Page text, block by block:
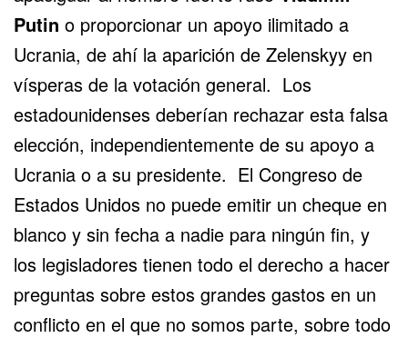
Putin o proporcionar un apoyo ilimitado a
Ucrania, de ahí la aparición de Zelenskyy en
vísperas de la votación general. Los
estadounidenses deberían rechazar esta falsa
elección, independientemente de su apoyo a
Ucrania o a su presidente. El Congreso de
Estados Unidos no puede emitir un cheque en
blanco y sin fecha a nadie para ningún fin, y
los legisladores tienen todo el derecho a hacer
preguntas sobre estos grandes gastos en un
conflicto en el que no somos parte, sobre todo